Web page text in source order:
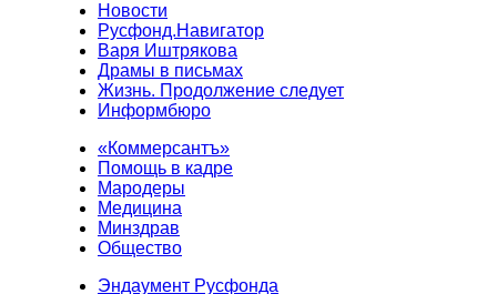
Новости
Русфонд.Навигатор
Варя Иштрякова
Драмы в письмах
Жизнь. Продолжение следует
Информбюро
«Коммерсантъ»
Помощь в кадре
Мародеры
Медицина
Минздрав
Общество
Эндаумент Русфонда